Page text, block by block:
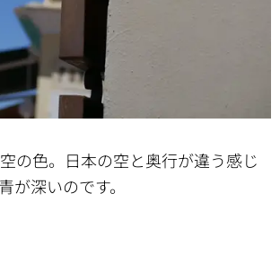
の色。日本の空と奥行が違う感じ
が深いのです。